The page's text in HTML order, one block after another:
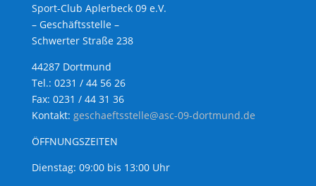
Sport-Club Aplerbeck 09 e.V.
– Geschäftsstelle –
Schwerter Straße 238
44287 Dortmund
Tel.: 0231 / 44 56 26
Fax: 0231 / 44 31 36
Kontakt: geschaeftsstelle@asc-09-dortmund.de
ÖFFNUNGSZEITEN
Dienstag: 09:00 bis 13:00 Uhr